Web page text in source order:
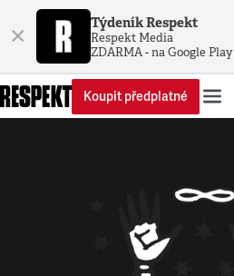
× Týdeník Respekt
Respekt Media
ZDARMA - na Google Play
Koupit předplatné